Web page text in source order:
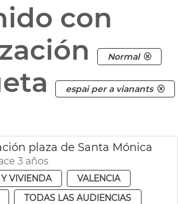
con
Normal
espai per a vianants
plaza de Santa Mónica
3 años
VIVIENDA
VALENCIA
TODAS LAS AUDIENCIAS